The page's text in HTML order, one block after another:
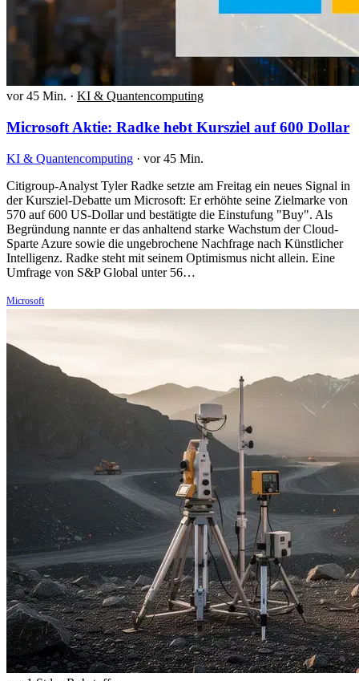
vor 45 Min. · KI & Quantencomputing
Microsoft Aktie: Radke hebt Kursziel auf 600 Dollar
KI & Quantencomputing · vor 45 Min.
Citigroup-Analyst Tyler Radke setzte am Freitag ein neues Signal in
der Kursziel-Debatte um Microsoft: Er erhöhte seine Zielmarke von
570 auf 600 US-Dollar und bestätigte die Einstufung "Buy". Als
Begründung nannte er das anhaltend starke Wachstum der Cloud-
Sparte Azure sowie die ungebrochene Nachfrage nach Künstlicher
Intelligenz. Radke steht mit seinem Optimismus nicht allein. Eine
Umfrage von S&P Global unter 56…
Microsoft